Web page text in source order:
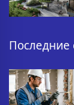
Последние